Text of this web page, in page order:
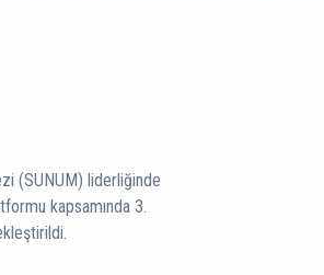
(SUNUM) liderliğinde
kapsamında 3.